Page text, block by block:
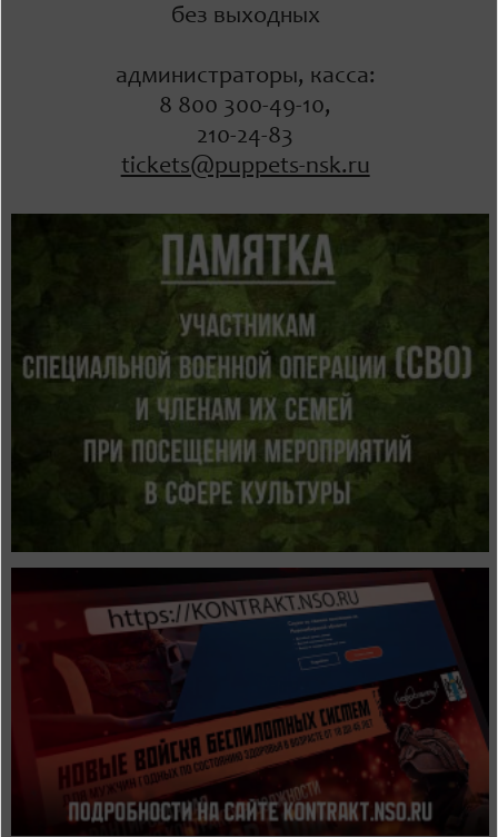
без выходных
администраторы, касса:
8 800 300-49-10,
210-24-83
tickets@puppets-nsk.ru